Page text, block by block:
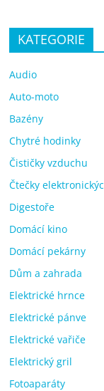
KATEGORIE
Audio
Auto-moto
Bazény
Chytré hodinky
Čističky vzduchu
Čtečky
Digestoře
Domácí kino
Domácí pekárny
Dům a zahrada
Elektrické hrnce
Elektrické pánve
Elektrické vařiče
Elektrický gril
Fotoaparáty